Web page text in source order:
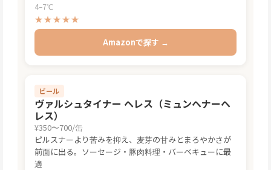
4–7℃
★★★★★
Amazonで探す →
ビール
ヴァルシュタイナー ヘレス（ミュンヘナーヘ
レス）
¥350〜700/缶
ピルスナーより苦みを抑え、麦芽の甘みとまろやかさが
前面に出る。ソーセージ・豚肉料理・バーベキューに最
適